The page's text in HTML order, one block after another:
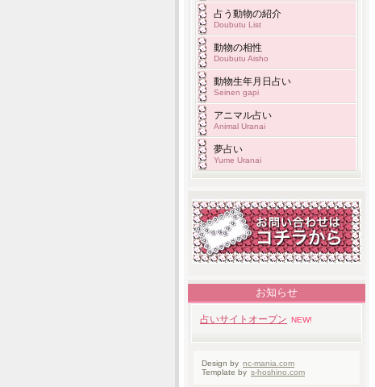
占う動物の紹介
Doubutu List
動物の相性
Doubutu Aisho
動物生年月日占い
Seinen gapi
アニマル占い
Animal Uranai
夢占い
Yume Uranai
お知らせ
占いサイトオープン NEW!
Design by nc-mania.com
Template by s-hoshino.com